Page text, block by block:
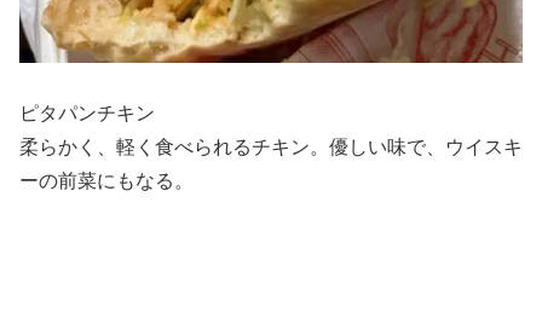
ピタパンチキン
柔らかく、軽く食べられるチキン。優しい味で、ウイスキ
ーの前菜にもなる。